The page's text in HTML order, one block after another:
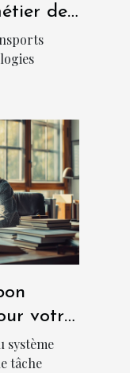
de
votre
système
tâche